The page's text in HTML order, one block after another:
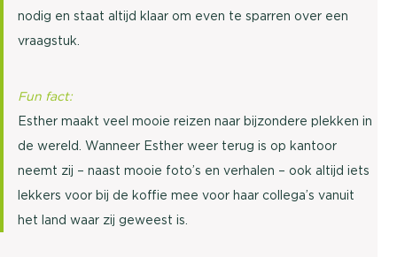
nodig en staat altijd klaar om even te sparren over een
vraagstuk.
Fun fact:
Esther maakt veel mooie reizen naar bijzondere plekken in
de wereld. Wanneer Esther weer terug is op kantoor
neemt zij – naast mooie foto’s en verhalen – ook altijd iets
lekkers voor bij de koffie mee voor haar collega’s vanuit
het land waar zij geweest is.